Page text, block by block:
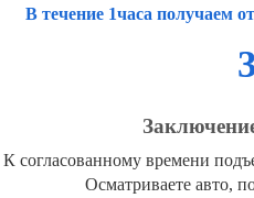
В течение 1часа получаем
К согласованному времени
Осматриваете авто,